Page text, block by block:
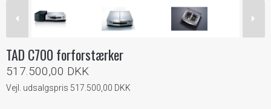
TAD C700 forforstærker
517.500,00 DKK
Vejl. udsalgspris 517.500,00 DKK